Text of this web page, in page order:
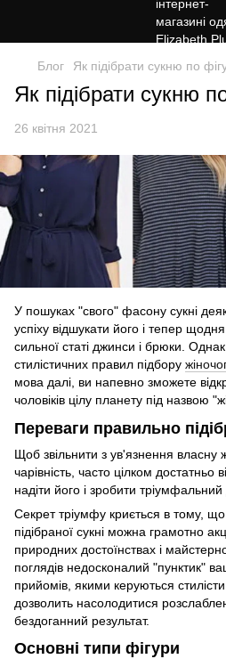
Блог Як підібрати сукню по
Як підібрати сукню
26 квітня 2021
У пошуках "свого" фасону сукні
успіху відшукати його і тепер
сильної статі джинси і брюки.
стилістичних правил підбору
мова далі, ви напевно зможете
чоловіків цілу планету під назвою
Переваги правильно
Щоб звільнити з ув'язнення власну
чарівність, часто цілком достатньо
надіти його і зробити
Секрет тріумфу криється в тому,
підібраної сукні можна грамотно
природних достоїнствах і
поглядів недосконалий "пунктик"
прийомів, якими керуються
дозволить насолодитися
бездоганний результат.
Основні типи фігури